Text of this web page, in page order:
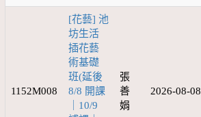
1152M008
[花藝] 池
坊生活
插花藝
術基礎
班(延後
8/8 開課
｜10/9
張
善
娟
2026-08-08